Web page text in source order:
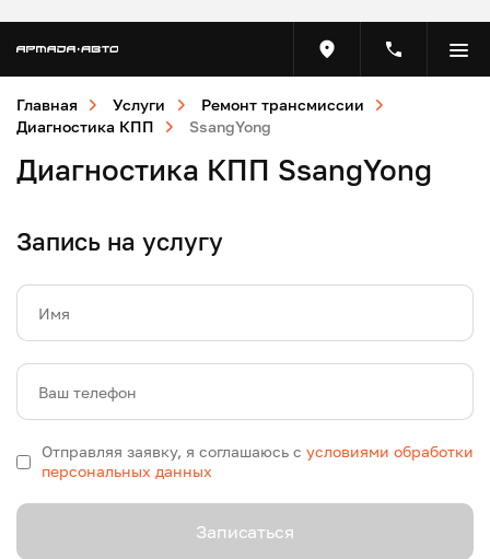
Главная Услуги
Ремонт трансмиссии
Диагностика КПП
SsangYong
Диагностика КПП SsangYong
Запись на услугу
Имя
Ваш телефон
Отправляя заявку, я соглашаюсь с условиями обработки
персональных данных
Записаться